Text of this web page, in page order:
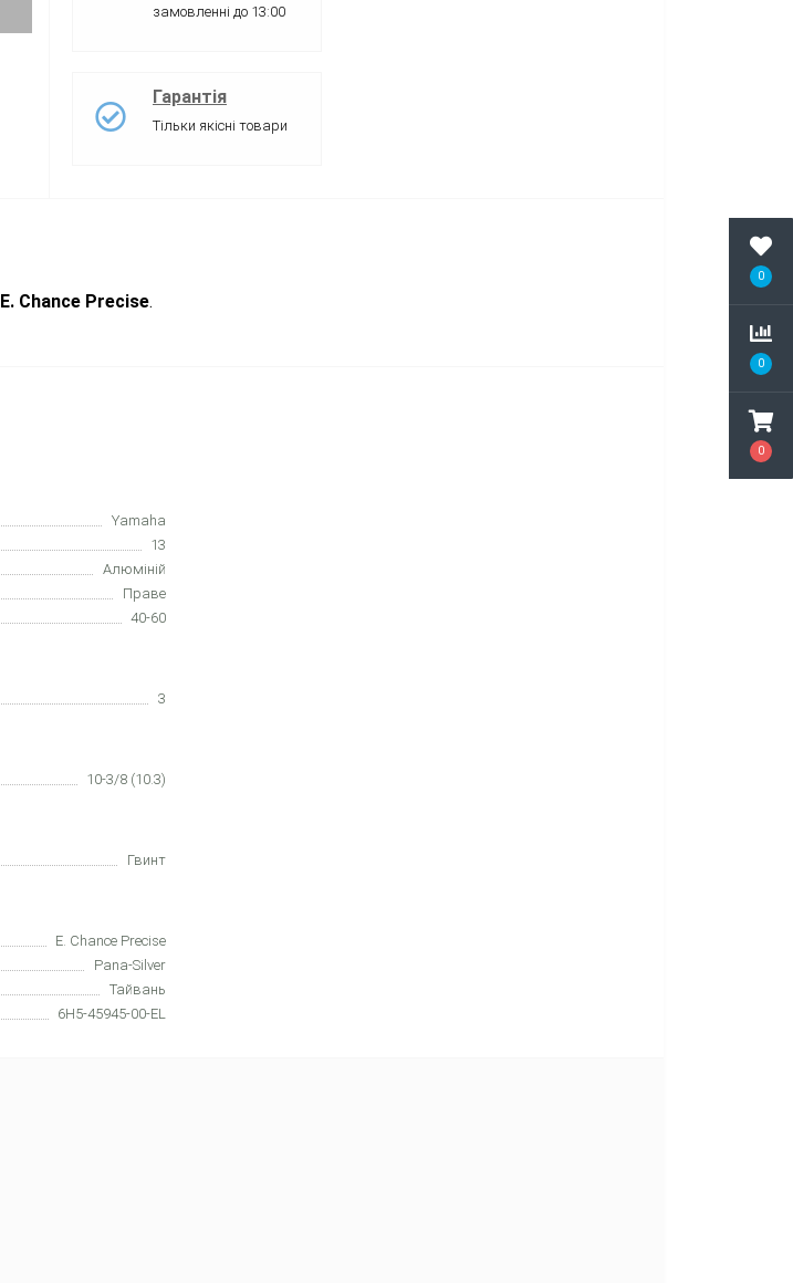
0
0
0
замовленні до 13:00
Гарантія
Тільки якісні товари
E. Chance Precise.
Yamaha
13
Алюміній
Праве
40-60
3
10-3/8 (10.3)
Гвинт
E. Chance Precise
Pana-Silver
Тайвань
6H5-45945-00-EL